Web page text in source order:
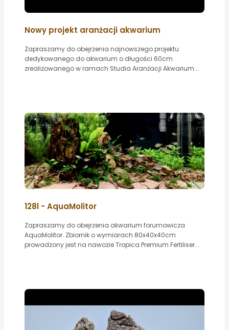
Nowy projekt aranżacji akwarium
Zapraszamy do obejrzenia najnowszego projektu
dedykowanego do akwarium o długości 60cm
zrealizowanego w ramach Studia Aranżacji Akwarium...
128l - AquaMolitor
Zapraszamy do obejrzenia akwarium forumowicza
AquaMolitor. Zbiornik o wymiarach 80x40x40cm
prowadzony jest na nawozie Tropica Premium Fertiliser...